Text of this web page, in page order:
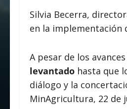
Silvia Becerra,
en la implementación
A pesar de los
levantado hasta que
diálogo y la
MinAgricultura, 22 de